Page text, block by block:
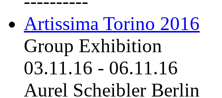
Artissima Torino 2016
Group Exhibition
03.11.16 - 06.11.16
Aurel Scheibler Berlin